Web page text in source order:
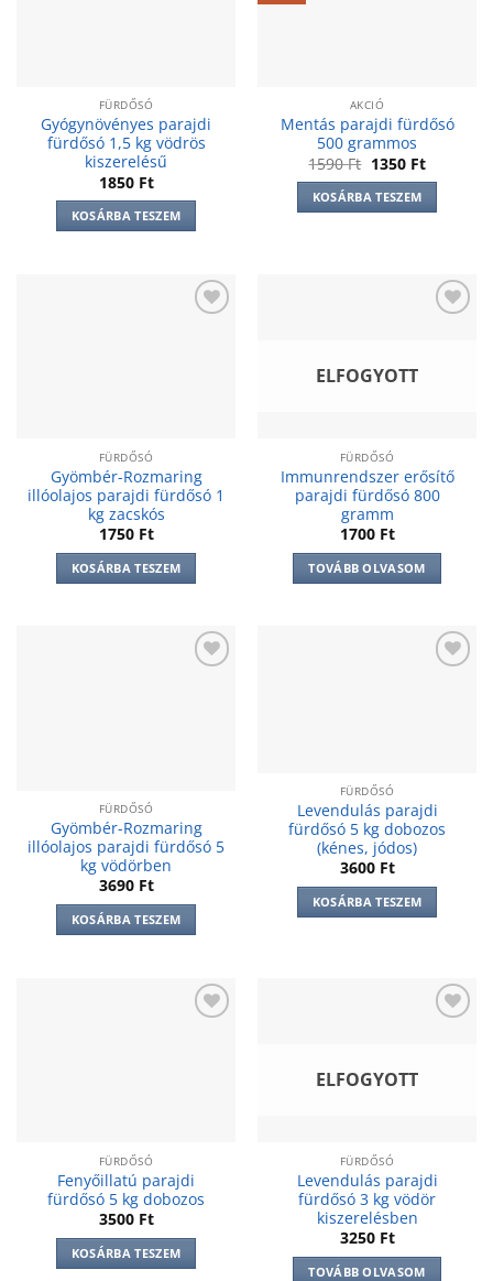
FÜRDŐSÓ
Gyógynövényes parajdi
fürdősó 1,5 kg vödrös
kiszerelésű
1850 Ft
KOSÁRBA TESZEM
AKCIÓ
Mentás parajdi fürdősó
500 grammos
1590Ft Original
price
was:
1590 Ft.
1350 FtCurrent
price
KOSÁRBA TESZEM
FÜRDŐSÓ
Gyömbér-Rozmaring
illóolajos parajdi fürdősó 1
kg zacskós
1750 Ft
KOSÁRBA TESZEM
ELFOGYOTT
FÜRDŐSÓ
Immunrendszer erősítő
parajdi fürdősó 800
gramm
1700 Ft
TOVÁBB OLVASOM
FÜRDŐSÓ
Gyömbér-Rozmaring
illóolajos parajdi fürdősó 5
kg vödörben
3690 Ft
KOSÁRBA TESZEM
FÜRDŐSÓ
Levendulás parajdi
fürdősó 5 kg dobozos
(kénes, jódos)
3600 Ft
KOSÁRBA TESZEM
FÜRDŐSÓ
Fenyőillatú parajdi
fürdősó 5 kg dobozos
3500 Ft
KOSÁRBA TESZEM
ELFOGYOTT
FÜRDŐSÓ
Levendulás parajdi
fürdősó 3 kg vödör
kiszerelésben
3250 Ft
TOVÁBB OLVASOM